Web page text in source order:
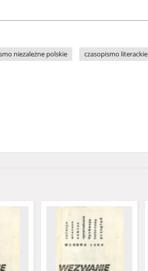
niezależne polskie czasopismo literackie